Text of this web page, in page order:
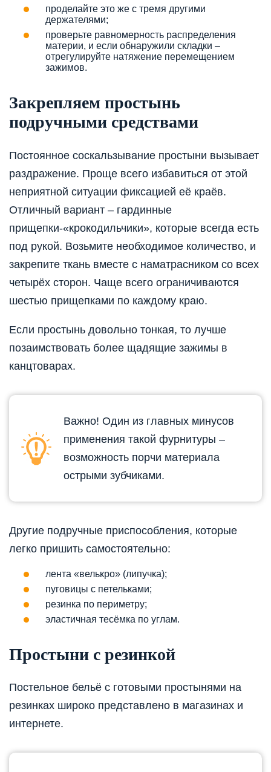
проделайте это же с тремя другими
держателями;
проверьте равномерность распределения
материи, и если обнаружили складки –
отрегулируйте натяжение перемещением
зажимов.
Закрепляем простынь
подручными средствами
Постоянное соскальзывание простыни вызывает
раздражение. Проще всего избавиться от этой
неприятной ситуации фиксацией её краёв.
Отличный вариант – гардинные
прищепки-«крокодильчики», которые всегда есть
под рукой. Возьмите необходимое количество, и
закрепите ткань вместе с наматрасником со всех
четырёх сторон. Чаще всего ограничиваются
шестью прищепками по каждому краю.
Если простынь довольно тонкая, то лучше
позаимствовать более щадящие зажимы в
канцтоварах.
Важно! Один из главных минусов
применения такой фурнитуры –
возможность порчи материала
острыми зубчиками.
Другие подручные приспособления, которые
легко пришить самостоятельно:
лента «велькро» (липучка);
пуговицы с петельками;
резинка по периметру;
эластичная тесёмка по углам.
Простыни с резинкой
Постельное бельё с готовыми простынями на
резинках широко представлено в магазинах и
интернете.